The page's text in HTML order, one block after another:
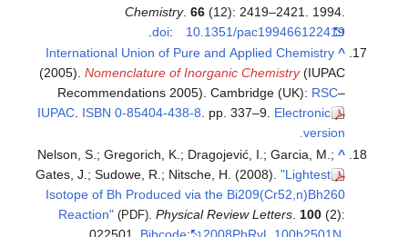
Chemistry.66 (12): 2419–2421. 1994.
doi: 10.1351/pac199466122419
.
^
International Union of Pure and Applied Chemistry
(2005).Nomenclature of Inorganic Chemistry(IUPAC
Recommendations 2005). Cambridge (UK): RSC–
IUPAC. ISBN 0-85404-438-8. pp. 337–9. Electronic
version.
^
Nelson, S.; Gregorich, K.; Dragojević, I.; Garcia, M.;
Gates, J.; Sudowe, R.; Nitsche, H. (2008)."Lightest
Isotope of Bh Produced via the Bi209(Cr52,n)Bh260
Reaction" (PDF) .Physical Review Letters 100 (2):
022501. Bibcode: 2008PhRvL.100b2501N